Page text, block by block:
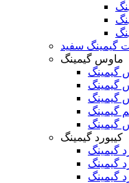
گیمینگ سفید
ماوس گیمینگ
گیمینگ
کیبورد گیمینگ